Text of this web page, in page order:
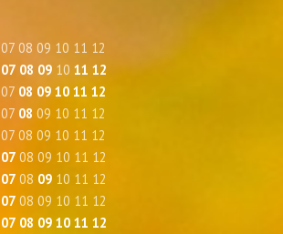
07 08 09 10 11 12
07 08 09 10 11 12
07 08 09 10 11 12
07 08 09 10 11 12
07 08 09 10 11 12
07 08 09 10 11 12
07 08 09 10 11 12
07 08 09 10 11 12
07 08 09 10 11 12